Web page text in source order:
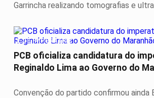
Garrincha realizando tomografias e
É DE IMPERATRIZ
PCB oficializa candidatura do
Reginaldo Lima ao Governo do
Convenção do partido confirmou ainda